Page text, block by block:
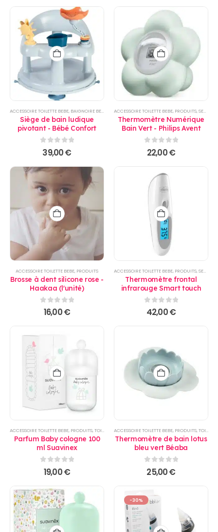
ACCESSOIRE TOILETTE BEBE, BAIGNOIRE BEBE PRODUITS
Siège de bain ludique
pivotant - Bébé Confort
0sur 5
39,00€
ACCESSOIRE TOILETTE BEBE, PRODUITS,SECURITE BAIGNADE
Thermomètre Numérique
Bain Vert - Philips Avent
0sur 5
22,00€
ACCESSOIRE TOILETTE BEBE, PRODUITS
Brosse à dent silicone rose -
Haakaa (l'unité)
0sur 5
16,00€
ACCESSOIRE TOILETTE BEBE, PRODUITS,SECURITE
Thermomètre frontal
infrarouge Smart touch
sur 5
42,00€
ACCESSOIRE TOILETTE BEBE, PRODUITS,TOILETTE
Parfum Baby cologne 100
ml Suavinex
0sur 5
19,00€
ACCESSOIRE TOILETTE BEBE, PRODUITS,TOILETTE
Thermomètre de bain lotus
bleu vert Béaba
0sur 5
25,00€
-30%